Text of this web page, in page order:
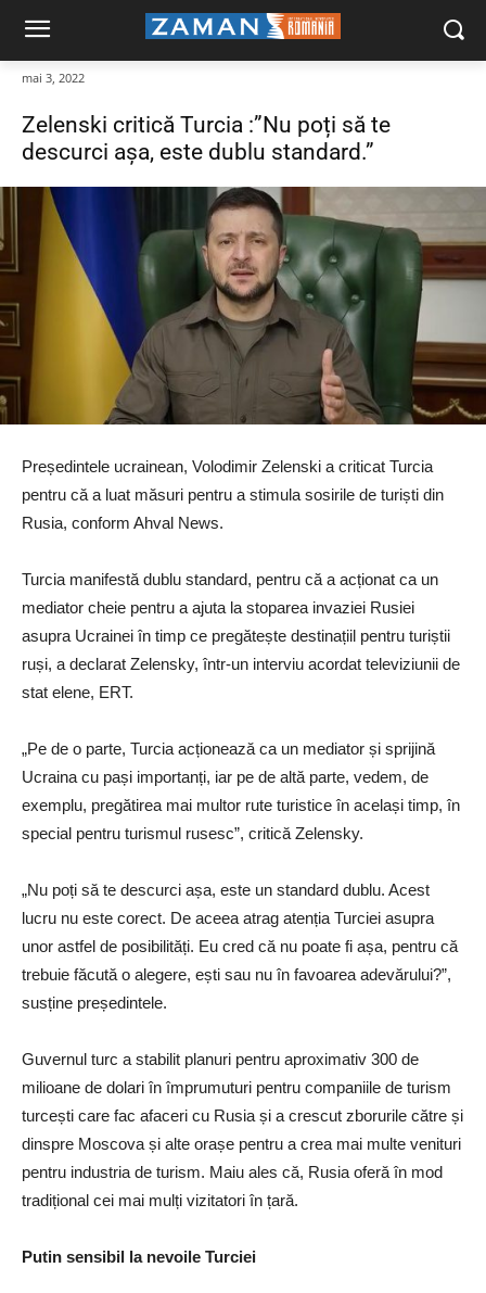
mai 3, 2022
Zelenski critică Turcia :”Nu poți să te
descurci așa, este dublu standard.”
Președintele ucrainean, Volodimir Zelenski a criticat Turcia
pentru că a luat măsuri pentru a stimula sosirile de turiști din
Rusia, conform Ahval News.
Turcia manifestă dublu standard, pentru că a acționat ca un
mediator cheie pentru a ajuta la stoparea invaziei Rusiei
asupra Ucrainei în timp ce pregătește destinațiil pentru turiștii
ruși, a declarat Zelensky, într-un interviu acordat televiziunii de
stat elene, ERT.
„Pe de o parte, Turcia acționează ca un mediator și sprijină
Ucraina cu pași importanți, iar pe de altă parte, vedem, de
exemplu, pregătirea mai multor rute turistice în același timp, în
special pentru turismul rusesc”, critică Zelensky.
„Nu poți să te descurci așa, este un standard dublu. Acest
lucru nu este corect. De aceea atrag atenția Turciei asupra
unor astfel de posibilități. Eu cred că nu poate fi așa, pentru că
trebuie făcută o alegere, ești sau nu în favoarea adevărului?”,
susține președintele.
Guvernul turc a stabilit planuri pentru aproximativ 300 de
milioane de dolari în împrumuturi pentru companiile de turism
turcești care fac afaceri cu Rusia și a crescut zborurile către și
dinspre Moscova și alte orașe pentru a crea mai multe venituri
pentru industria de turism. Maiu ales că, Rusia oferă în mod
tradițional cei mai mulți vizitatori în țară.
Putin sensibil la nevoile Turciei